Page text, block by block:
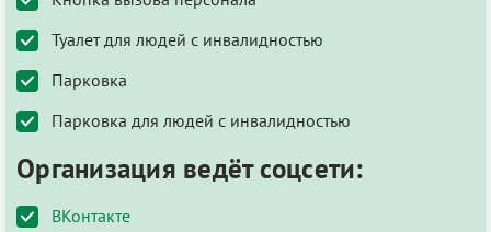
Туалет для людей с инвалидностью
Парковка
Парковка для людей с инвалидностью
Организация ведёт соцсети:
ВКонтакте